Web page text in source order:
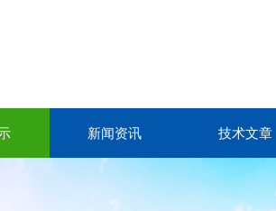
新闻资讯 技术文章